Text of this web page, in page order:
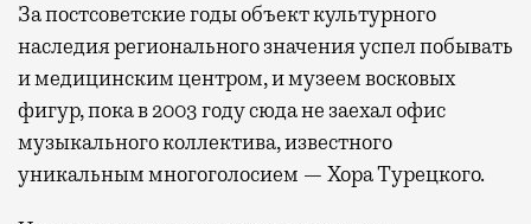
За постсоветские годы объект культурного
наследия регионального значения успел побывать
и медицинским центром, и музеем восковых
фигур, пока в 2003 году сюда не заехал офис
музыкального коллектива, известного
уникальным многоголосием — Хора Турецкого.